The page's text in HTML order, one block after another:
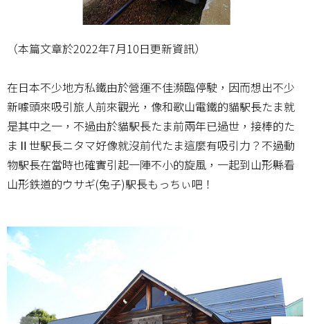
（本篇文章於2022年7月10日更新資訊）
在日本不少地方私鐵由於營運不佳瀕臨停駛，因而想出不少
新噱頭來吸引旅人前來觀光，像和歌山電鐵的貓駅長たま就
是其中之一，不過由於貓駅長たま前兩年已過世，接棒的た
まⅡ世駅長ニタマ好像就沒前代たま這麼有吸引力？不過動
物駅長在當時也確實引起一陣不小的旋風，一起到山形縣看
山形鉄道的ウサギ(兔子)駅長もっちぃ吧！